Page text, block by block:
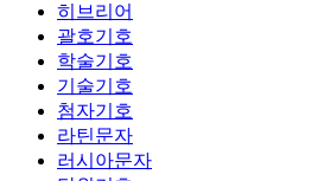
히브리어
괄호기호
학술기호
기술기호
첨자기호
라틴문자
러시아문자